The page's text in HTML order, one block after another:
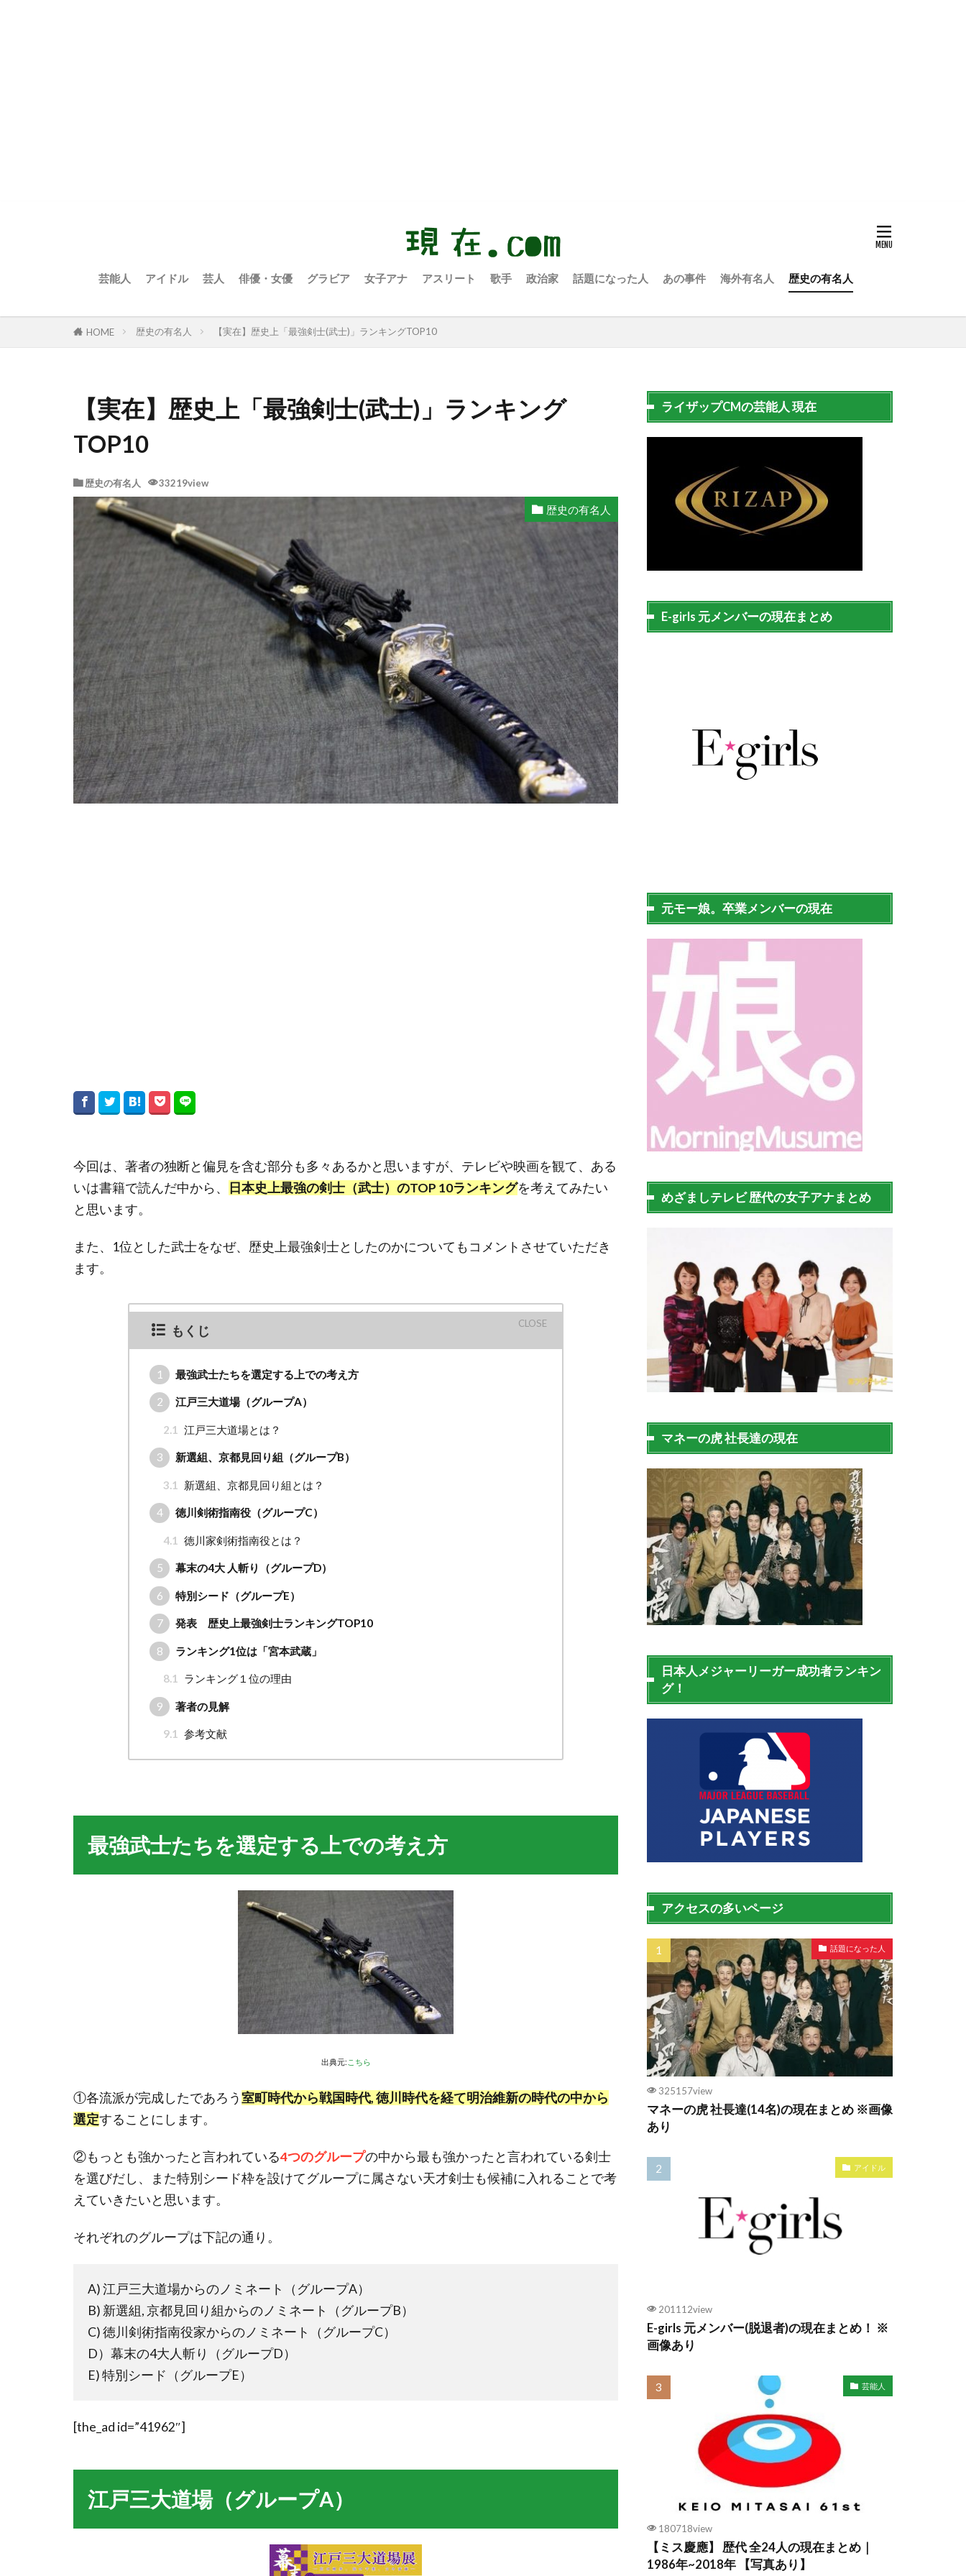
芸能人 アイドル 芸人 俳優・女優 グラビア 女子アナ アスリート 歌手 政治家 話題になった人 あの事件 海外有名人 歴史の有名人
HOME 歴史の有名人 【実在】歴史上「最強剣士(武士)」ランキングTOP10
【実在】歴史上「最強剣士(武士)」ランキング
TOP10
歴史の有名人 33219view
歴史の有名人
今回は、著者の独断と偏見を含む部分も多々あるかと思いますが、テレビや映画を観て、ある
いは書籍で読んだ中から、
日本史上最強の剣士（武士）のTOP 10ランキングを考えてみたい
と思います。
また、1位とした武士をなぜ、歴史上最強剣士としたのかについてもコメントさせていただき
ます。
もくじ
1 最強武士たちを選定する上での考え方
2 江戸三大道場（グループA）
2.1 江戸三大道場とは？
3 新選組、京都見回り組（グループB）
3.1 新選組、京都見回り組とは？
4 徳川剣術指南役（グループC）
4.1 徳川家剣術指南役とは？
5 幕末の4大 人斬り（グループD）
6 特別シード（グループE）
7 発表 歴史上最強剣士ランキングTOP10
8 ランキング1位は「宮本武蔵」
8.1 ランキング１位の理由
9 著者の見解
9.1 参考文献
最強武士たちを選定する上での考え方
出典元: こちら
①各流派が完成したであろう室町時代から戦国時代, 徳川時代を経て明治維新の時代の中から
選定することにします。
②もっとも強かったと言われている4つのグループの中から最も強かったと言われている剣士
を選びだし、また特別シード枠を設けてグループに属さない天才剣士も候補に入れることで考
えていきたいと思います。
それぞれのグループは下記の通り。
A) 江戸三大道場からのノミネート（グループA）
B) 新選組, 京都見回り組からのノミネート（グループB）
C) 徳川剣術指南役家からのノミネート（グループC）
D）幕末の4大人斬り（グループD）
E) 特別シード（グループE）
[the_ad id=”41962″]
江戸三大道場（グループA）
ライザップCMの芸能人 現在
E-girls 元メンバーの現在まとめ
元モー娘。卒業メンバーの現在
めざましテレビ 歴代の女子アナまとめ
マネーの虎 社長達の現在
日本人メジャーリーガー成功者ランキン
グ！
アクセスの多いページ
話題になった人
325157view
マネーの虎 社長達(14名)の現在まとめ ※画像
あり
アイドル
201112view
E-girls 元メンバー(脱退者)の現在まとめ！ ※
画像あり
芸能人
180718view
【ミス慶應】 歴代 全24人の現在まとめ｜
1986年~2018年 【写真あり】